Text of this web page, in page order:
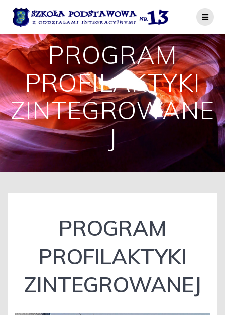
do
treści
PROGRAM
PROFILAKTYKI
ZINTEGROWANE
J
PROGRAM
PROFILAKTYKI
ZINTEGROWANEJ